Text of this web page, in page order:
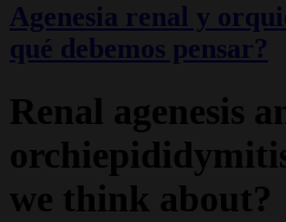
Agenesia renal y
qué debemos pensar?
Renal agenesis
we think about?